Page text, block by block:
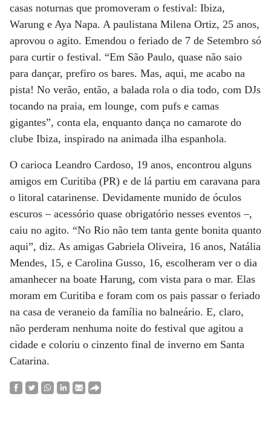
casas noturnas que promoveram o festival: Ibiza,
Warung e Aya Napa. A paulistana Milena Ortiz, 25 anos,
aprovou o agito. Emendou o feriado de 7 de Setembro só
para curtir o festival. “Em São Paulo, quase não saio
para dançar, prefiro os bares. Mas, aqui, me acabo na
pista! No verão, então, a balada rola o dia todo, com DJs
tocando na praia, em lounge, com pufs e camas
gigantes”, conta ela, enquanto dança no camarote do
clube Ibiza, inspirado na animada ilha espanhola.
O carioca Leandro Cardoso, 19 anos, encontrou alguns
amigos em Curitiba (PR) e de lá partiu em caravana para
o litoral catarinense. Devidamente munido de óculos
escuros – acessório quase obrigatório nesses eventos –,
caiu no agito. “No Rio não tem tanta gente bonita quanto
aqui”, diz. As amigas Gabriela Oliveira, 16 anos, Natália
Mendes, 15, e Carolina Gusso, 16, escolheram ver o dia
amanhecer na boate Harung, com vista para o mar. Elas
moram em Curitiba e foram com os pais passar o feriado
na casa de veraneio da família no balneário. E, claro,
não perderam nenhuma noite do festival que agitou a
cidade e coloriu o cinzento final de inverno em Santa
Catarina.